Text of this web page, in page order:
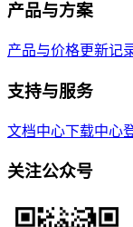
产品与方案
产品与价格更新记
支持与服务
文档中心下载中心
关注公众号